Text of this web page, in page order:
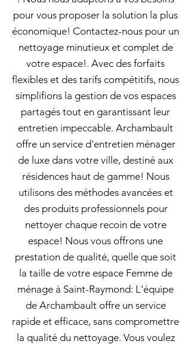
pour vous proposer la solution la plus
économique! Contactez-nous pour un
nettoyage minutieux et complet de
votre espace!. Avec des forfaits
flexibles et des tarifs compétitifs, nous
simplifions la gestion de vos espaces
partagés tout en garantissant leur
entretien impeccable. Archambault
offre un service d'entretien ménager
de luxe dans votre ville, destiné aux
résidences haut de gamme! Nous
utilisons des méthodes avancées et
des produits professionnels pour
nettoyer chaque recoin de votre
espace! Nous vous offrons une
prestation de qualité, quelle que soit
la taille de votre espace Femme de
ménage à Saint-Raymond: L'équipe
de Archambault offre un service
rapide et efficace, sans compromettre
la qualité du nettoyage. Vous voulez